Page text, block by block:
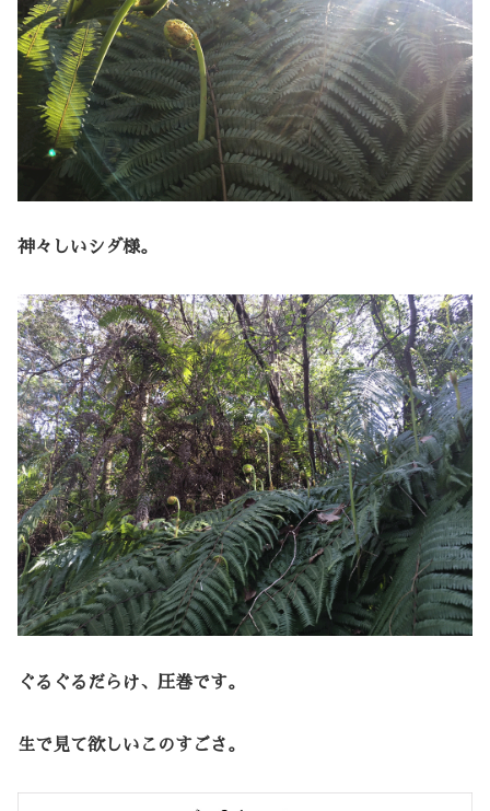
神々しいシダ様。
ぐるぐるだらけ、圧巻です。
生で見て欲しいこのすごさ。